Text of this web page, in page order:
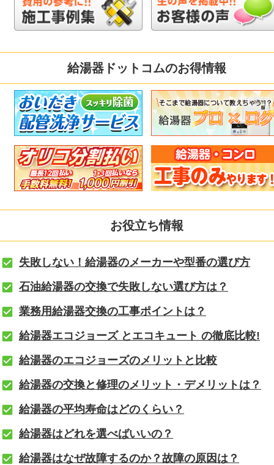
給湯器ドットコムのお得情報
お役立ち情報
失敗しない！給湯器のメーカーや型番の選び方
石油給湯器の交換で失敗しない選び方は？
業務用給湯器交換の工事ポイントは？
給湯器エコジョーズ とエコキュート の徹底比較!
給湯器のエコジョーズのメリットと比較
給湯器の交換と修理のメリット・デメリットは？
給湯器の平均寿命はどのくらい？
給湯器はどれを選べばいいの？
給湯器はなぜ故障するのか？故障の原因は？